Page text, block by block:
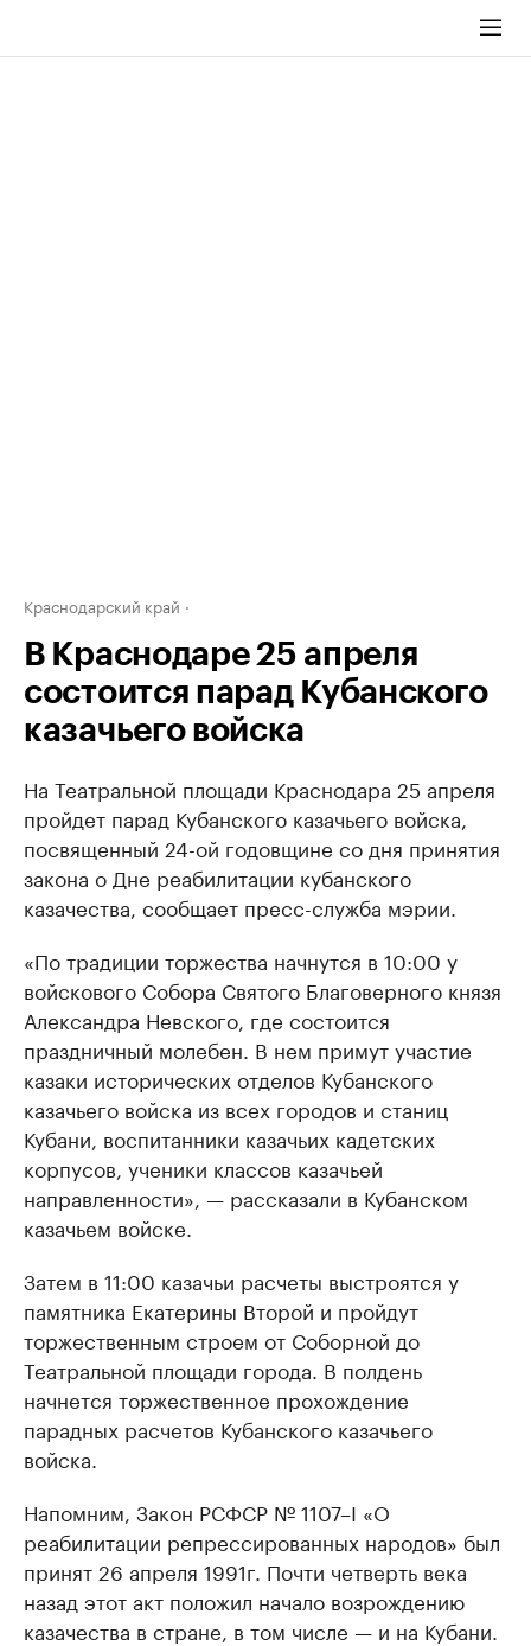
Краснодарский край
В Краснодаре 25 апреля
состоится парад Кубанского
казачьего войска
На Театральной площади Краснодара 25 апреля
пройдет парад Кубанского казачьего войска,
посвященный 24-ой годовщине со дня принятия
закона о Дне реабилитации кубанского
казачества, сообщает пресс-служба мэрии.
«По традиции торжества начнутся в 10:00 у
войскового Собора Святого Благоверного князя
Александра Невского, где состоится
праздничный молебен. В нем примут участие
казаки исторических отделов Кубанского
казачьего войска из всех городов и станиц
Кубани, воспитанники казачьих кадетских
корпусов, ученики классов казачьей
направленности», — рассказали в Кубанском
казачьем войске.
Затем в 11:00 казачьи расчеты выстроятся у
памятника Екатерины Второй и пройдут
торжественным строем от Соборной до
Театральной площади города. В полдень
начнется торжественное прохождение
парадных расчетов Кубанского казачьего
войска.
Напомним, Закон РСФСР № 1107–I «О
реабилитации репрессированных народов» был
принят 26 апреля 1991г. Почти четверть века
назад этот акт положил начало возрождению
казачества в стране, в том числе — и на Кубани.